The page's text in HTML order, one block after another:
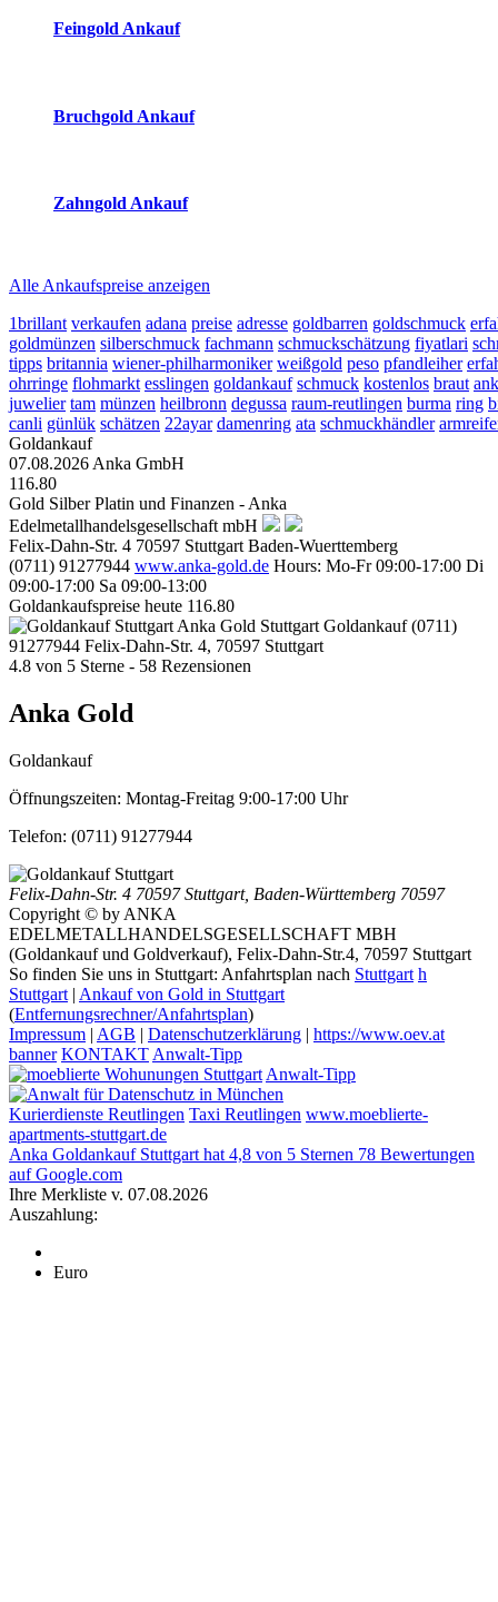
Feingold Ankauf
Bruchgold Ankauf
Zahngold Ankauf
Alle Ankaufspreise anzeigen
1brillant verkaufen adana preise adresse goldbarren goldschmuck
goldmünzen silberschmuck fachmann schmuckschätzung fiyatlari
tipps britannia wiener-philharmoniker weißgold peso pfandleiher
ohrringe flohmarkt esslingen goldankauf schmuck kostenlos braut
juwelier tam münzen heilbronn degussa raum-reutlingen burma ring
canli günlük schätzen 22ayar damenring ata schmuckhändler
Goldankauf
07.08.2026 Anka GmbH
116.80
Gold Silber Platin und Finanzen - Anka
Edelmetallhandelsgesellschaft mbH
Felix-Dahn-Str. 4 70597 Stuttgart Baden-Wuerttemberg
(0711) 91277944 www.anka-gold.de Hours: Mo-Fr 09:00-17:00 Di
09:00-17:00 Sa 09:00-13:00
Goldankaufspreise heute 116.80
Anka Gold Stuttgart Goldankauf (0711)
91277944 Felix-Dahn-Str. 4, 70597 Stuttgart
4.8 von 5 Sterne - 58 Rezensionen
Anka Gold
Goldankauf
Öffnungszeiten: Montag-Freitag 9:00-17:00 Uhr
Telefon: (0711) 91277944
Felix-Dahn-Str. 4 70597 Stuttgart, Baden-Württemberg 70597
Copyright © by ANKA
EDELMETALLHANDELSGESELLSCHAFT MBH
(Goldankauf und Goldverkauf), Felix-Dahn-Str.4, 70597 Stuttgart
So finden Sie uns in Stuttgart: Anfahrtsplan nach Stuttgart h
Stuttgart | Ankauf von Gold in Stuttgart
(Entfernungsrechner/Anfahrtsplan)
Impressum | AGB | Datenschutzerklärung | https://www.oev.at
banner KONTAKT Anwalt-Tipp
Anwalt-Tipp
Kurierdienste Reutlingen Taxi Reutlingen www.moeblierte-
apartments-stuttgart.de
Anka Goldankauf Stuttgart hat 4,8 von 5 Sternen 78 Bewertungen
auf Google.com
Ihre Merkliste v. 07.08.2026
Auszahlung:
Euro